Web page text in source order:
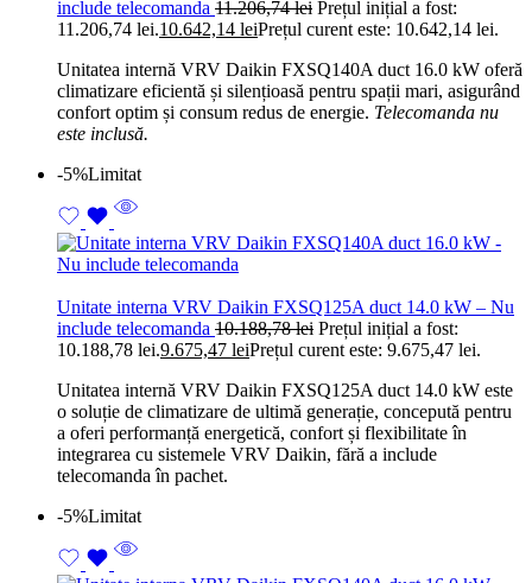
include telecomanda 11.206,74lei Prețul inițial a fost:
11.206,74 lei.10.642,14 leiPrețul curent este: 10.642,14 lei.
Unitatea internă VRV Daikin FXSQ140A duct 16.0 kW oferă
climatizare eficientă și silențioasă pentru spații mari, asigurând
confort optim și consum redus de energie. Telecomanda nu
este inclusă.
-5%Limitat
Unitate interna VRV Daikin FXSQ125A duct 14.0 kW – Nu
include telecomanda 10.188,78lei Prețul inițial a fost:
10.188,78 lei.9.675,47 leiPrețul curent este: 9.675,47 lei.
Unitatea internă VRV Daikin FXSQ125A duct 14.0 kW este
o soluție de climatizare de ultimă generație, concepută pentru
a oferi performanță energetică, confort și flexibilitate în
integrarea cu sistemele VRV Daikin, fără a include
telecomanda în pachet.
-5%Limitat